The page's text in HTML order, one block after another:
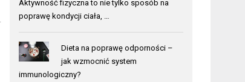
Aktywność fizyczna to nie tylko sposób na
poprawę kondycji ciała, …
Dieta na poprawę odporności –
jak wzmocnić system
immunologiczny?